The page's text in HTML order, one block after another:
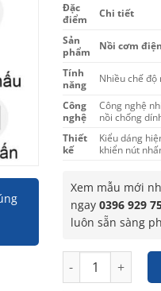
Đặc
điểm
Chi tiết
Sản
phẩm
Nồi cơm
Tính
năng
Nhiều chế
Công
nghệ
Công nghệ
nồi chống
Thiết
kế
Kiểu dáng
khiển nút
Xem mẫu mới
ngay 0396 929
luôn sẵn sàng
Nồi cơm điện tử